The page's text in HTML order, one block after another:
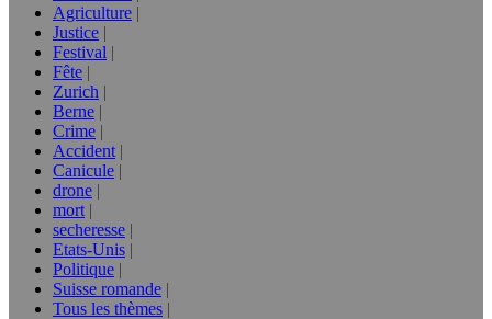
Agriculture
Justice
Festival
Fête
Zurich
Berne
Crime
Accident
Canicule
drone
mort
secheresse
Etats-Unis
Politique
Suisse romande
Tous les thèmes